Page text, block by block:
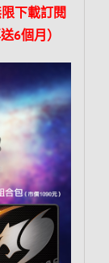
下載訂閱
6個月）